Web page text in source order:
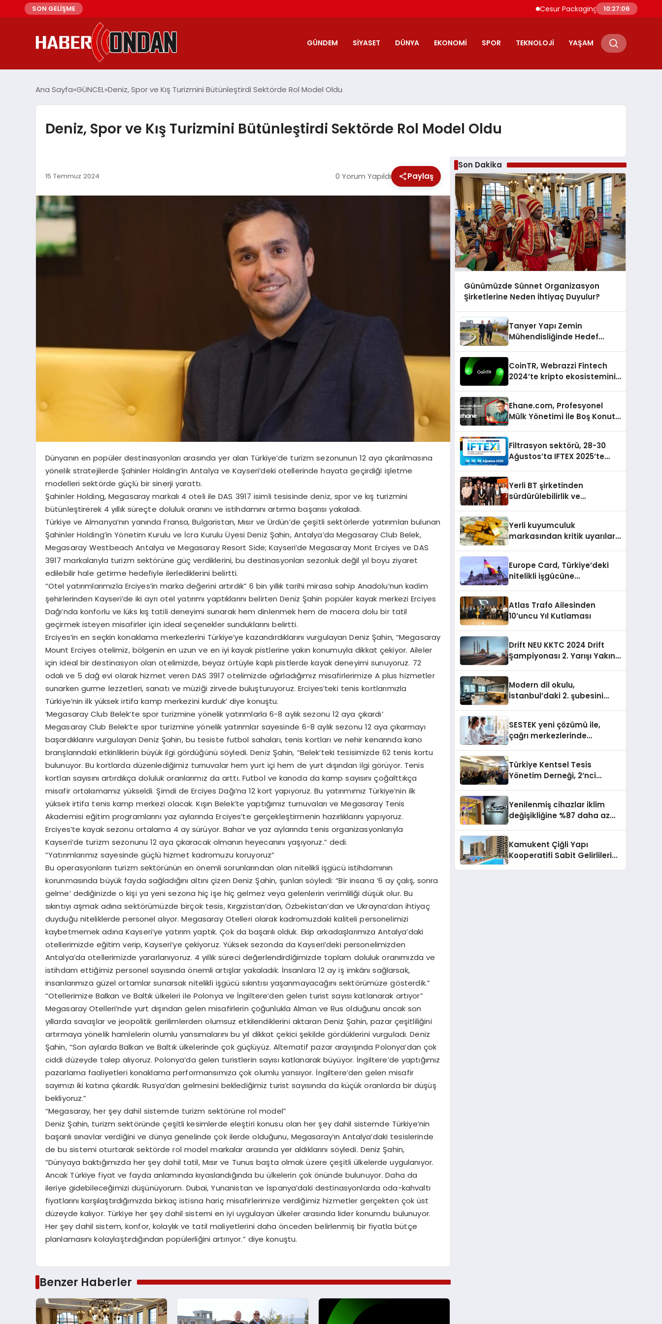
SON GELİŞME Cesur Packaging, Mısır’daki Üretim
10:27:07
GÜNDEM SIYASET DÜNYA EKONOMI SPOR TEKNOLOJI YAŞAM
Ana Sayfa GÜNCEL Deniz, Spor ve Kış Turizmini Bütünleştirdi Sektörde Rol Model Oldu
Deniz, Spor ve Kış Turizmini Bütünleştirdi Sektörde Rol Model Oldu
15 Temmuz 2024 0 Yorum Yapıldı Paylaş
Dünyanın en popüler destinasyonları arasında yer alan Türkiye’de turizm sezonunun 12 aya çıkarılmasına
yönelik stratejilerde Şahinler Holding’in Antalya ve Kayseri’deki otellerinde hayata geçirdiği işletme
modelleri sektörde güçlü bir sinerji yarattı.
Şahinler Holding, Megasaray markalı 4 oteli ile DAS 3917 isimli tesisinde deniz, spor ve kış turizmini
bütünleştirerek 4 yıllık süreçte doluluk oranını ve istihdamını artırma başarısı yakaladı.
Türkiye ve Almanya’nın yanında Fransa, Bulgaristan, Mısır ve Ürdün’de çeşitli sektörlerde yatırımları bulunan
Şahinler Holding’in Yönetim Kurulu ve İcra Kurulu Üyesi Deniz Şahin, Antalya’da Megasaray Club Belek,
Megasaray Westbeach Antalya ve Megasaray Resort Side; Kayseri’de Megasaray Mont Erciyes ve DAS
3917 markalarıyla turizm sektörüne güç verdiklerini, bu destinasyonları sezonluk değil yıl boyu ziyaret
edilebilir hale getirme hedefiyle ilerlediklerini belirtti.
“Otel yatırımlarımızla Erciyes’in marka değerini artırdık” 6 bin yıllık tarihi mirasa sahip Anadolu’nun kadim
şehirlerinden Kayseri’de iki ayrı otel yatırımı yaptıklarını belirten Deniz Şahin popüler kayak merkezi Erciyes
Dağı’nda konforlu ve lüks kış tatili deneyimi sunarak hem dinlenmek hem de macera dolu bir tatil
geçirmek isteyen misafirler için ideal seçenekler sunduklarını belirtti.
Erciyes’in en seçkin konaklama merkezlerini Türkiye’ye kazandırdıklarını vurgulayan Deniz Şahin, “Megasaray
Mount Erciyes otelimiz, bölgenin en uzun ve en iyi kayak pistlerine yakın konumuyla dikkat çekiyor. Aileler
için ideal bir destinasyon olan otelimizde, beyaz örtüyle kaplı pistlerde kayak deneyimi sunuyoruz. 72
odalı ve 5 dağ evi olarak hizmet veren DAS 3917 otelimizde ağırladığımız misafirlerimize A plus hizmetler
sunarken gurme lezzetleri, sanatı ve müziği zirvede buluşturuyoruz. Erciyes’teki tenis kortlarımızla
Türkiye’nin ilk yüksek irtifa kamp merkezini kurduk’ diye konuştu.
‘Megasaray Club Belek’te spor turizmine yönelik yatırımlarla 6-8 aylık sezonu 12 aya çıkardı’
Megasaray Club Belek’te spor turizmine yönelik yatırımlar sayesinde 6-8 aylık sezonu 12 aya çıkarmayı
başardıklarını vurgulayan Deniz Şahin, bu tesiste futbol sahaları, tenis kortları ve nehir kenarında kano
branşlarındaki etkinliklerin büyük ilgi gördüğünü söyledi. Deniz Şahin, “Belek’teki tesisimizde 62 tenis kortu
bulunuyor. Bu kortlarda düzenlediğimiz turnuvalar hem yurt içi hem de yurt dışından ilgi görüyor. Tenis
kortları sayısını artırdıkça doluluk oranlarımız da arttı. Futbol ve kanoda da kamp sayısını çoğalttıkça
misafir ortalamamız yükseldi. Şimdi de Erciyes Dağı’na 12 kort yapıyoruz. Bu yatırımımız Türkiye’nin ilk
yüksek irtifa tenis kamp merkezi olacak. Kışın Belek’te yaptığımız turnuvaları ve Megasaray Tenis
Akademisi eğitim programlarını yaz aylarında Erciyes’te gerçekleştirmenin hazırlıklarını yapıyoruz.
Erciyes’te kayak sezonu ortalama 4 ay sürüyor. Bahar ve yaz aylarında tenis organizasyonlarıyla
Kayseri’de turizm sezonunu 12 aya çıkaracak olmanın heyecanını yaşıyoruz.” dedi.
“Yatırımlarımız sayesinde güçlü hizmet kadromuzu koruyoruz”
Bu operasyonların turizm sektörünün en önemli sorunlarından olan nitelikli işgücü istihdamının
korunmasında büyük fayda sağladığını altını çizen Deniz Şahin, şunları söyledi: “Bir insana ‘6 ay çalış, sonra
gelme’ dediğinizde o kişi ya yeni sezona hiç işe hiç gelmez veya gelenlerin verimliliği düşük olur. Bu
sıkıntıyı aşmak adına sektörümüzde birçok tesis, Kırgızistan’dan, Özbekistan’dan ve Ukrayna’dan ihtiyaç
duyduğu niteliklerde personel alıyor. Megasaray Otelleri olarak kadromuzdaki kaliteli personelimizi
kaybetmemek adına Kayseri’ye yatırım yaptık. Çok da başarılı olduk. Ekip arkadaşlarımıza Antalya’daki
otellerimizde eğitim verip, Kayseri’ye çekiyoruz. Yüksek sezonda da Kayseri’deki personelimizden
Antalya’da otellerimizde yararlanıyoruz. 4 yıllık süreci değerlendirdiğimizde toplam doluluk oranımızda ve
istihdam ettiğimiz personel sayısında önemli artışlar yakaladık. İnsanlara 12 ay iş imkânı sağlarsak,
insanlarımıza güzel ortamlar sunarsak nitelikli işgücü sıkıntısı yaşanmayacağını sektörümüze gösterdik.”
“Otellerimize Balkan ve Baltık ülkeleri ile Polonya ve İngiltere’den gelen turist sayısı katlanarak artıyor”
Megasaray Otelleri’nde yurt dışından gelen misafirlerin çoğunlukla Alman ve Rus olduğunu ancak son
yıllarda savaşlar ve jeopolitik gerilimlerden olumsuz etkilendiklerini aktaran Deniz Şahin, pazar çeşitliliğini
artırmaya yönelik hamlelerin olumlu yansımalarını bu yıl dikkat çekici şekilde gördüklerini vurguladı. Deniz
Şahin, “Son aylarda Balkan ve Baltık ülkelerinde çok güçlüyüz. Alternatif pazar arayışında Polonya’dan çok
ciddi düzeyde talep alıyoruz. Polonya’da gelen turistlerin sayısı katlanarak büyüyor. İngiltere’de yaptığımız
pazarlama faaliyetleri konaklama performansımıza çok olumlu yansıyor. İngiltere’den gelen misafir
sayımızı iki katına çıkardık. Rusya’dan gelmesini beklediğimiz turist sayısında da küçük oranlarda bir düşüş
bekliyoruz.”
“Megasaray, her şey dahil sistemde turizm sektörüne rol model”
Deniz Şahin, turizm sektöründe çeşitli kesimlerde eleştiri konusu olan her şey dahil sistemde Türkiye’nin
başarılı sınavlar verdiğini ve dünya genelinde çok ilerde olduğunu, Megasaray’ın Antalya’daki tesislerinde
de bu sistemi oturtarak sektörde rol model markalar arasında yer aldıklarını söyledi. Deniz Şahin,
“Dünyaya baktığımızda her şey dahil tatil, Mısır ve Tunus başta olmak üzere çeşitli ülkelerde uygulanıyor.
Ancak Türkiye fiyat ve fayda anlamında kıyaslandığında bu ülkelerin çok önünde bulunuyor. Daha da
ileriye gidebileceğimizi düşünüyorum. Dubai, Yunanistan ve İspanya’daki destinasyonlarda oda-kahvaltı
fiyatlarını karşılaştırdığımızda birkaç istisna hariç misafirlerimize verdiğimiz hizmetler gerçekten çok üst
düzeyde kalıyor. Türkiye her şey dahil sistemi en iyi uygulayan ülkeler arasında lider konumdu bulunuyor.
Her şey dahil sistem, konfor, kolaylık ve tatil maliyetlerini daha önceden belirlenmiş bir fiyatla bütçe
planlamasını kolaylaştırdığından popülerliğini artırıyor.” diye konuştu.
Benzer Haberler
Son Dakika
Günümüzde Sünnet Organizasyon
Şirketlerine Neden İhtiyaç Duyulur?
Tanyer Yapı Zemin
Mühendisliğinde Hedef
CoinTR, Webrazzi Fintech
2024’te kripto ekosisteminin
Ehane.com, Profesyonel
Mülk Yönetimi İle Boş Konut
Filtrasyon sektörü, 28-30
Ağustos’ta IFTEX 2025’te
Yerli BT şirketinden
sürdürülebilirlik ve
Yerli kuyumculuk
markasından kritik uyarılar:
Europe Card, Türkiye’deki
nitelikli işgücüne
Atlas Trafo Ailesinden
10’uncu Yıl Kutlaması
Drift NEU KKTC 2024 Drift
Şampiyonası 2. Yarışı Yakın
Modern dil okulu,
İstanbul’daki 2. şubesini
SESTEK yeni çözümü ile,
çağrı merkezlerinde
Türkiye Kentsel Tesis
Yönetim Derneği, 2’nci
Yenilenmiş cihazlar iklim
değişikliğine %87 daha az
Kamukent Çiğli Yapı
Kooperatifi Sabit Gelirlileri